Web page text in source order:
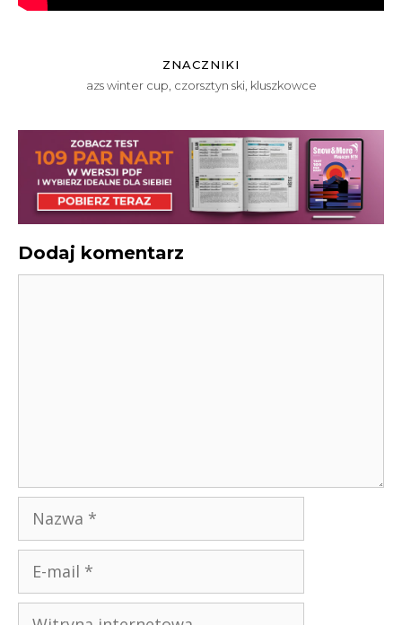
ZNACZNIKI
azs winter cup, czorsztyn ski, kluszkowce
Dodaj komentarz